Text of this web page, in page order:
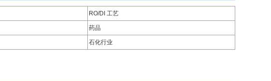
RO/DI 工艺
药品
石化行业